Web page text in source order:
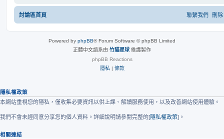
討論區首頁 刪
聯繫我們
Powered by phpBB® Forum Software © phpBB Limited
正體中文語系由 竹貓星球 維護製作
phpBB Reactions
隱私 | 條款
隱私權政策
本網站重視您的隱私，僅收集必要資訊以供上課、解讀服務使用，以及改善網站使用體驗。
我們不會未經同意分享您的個人資料。詳細說明請參閱完整的[隱私權政策]。
相關連結